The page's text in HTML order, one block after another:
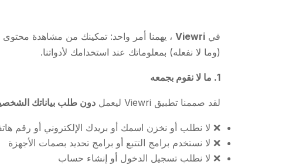
فيViewri ، يهمنا أمر واحد: تمكينك من مشاهدة
(وما لا نفعله) بمعلوماتك عند استخدامك لأدواتنا.
1. ما لا نقوم بجمعه
لقد صممنا تطبيق Viewri ليعمل دون طلب بياناتك
❌ لا نطلب أو نخزن اسمك أو بريدك الإلكتروني أو رقم
❌ لا نستخدم برامج التتبع أو برامج تحديد بصمات الأجهزة
❌ لا نطلب تسجيل الدخول أو إنشاء حساب